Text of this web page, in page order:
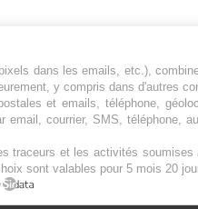
média sportif qui traite
de la Ligue 1 et
de la Ligue 2 et du
|Powered by WM
dans les emails, etc.),
y compris dans d'autres
et emails, téléphone,
courrier, SMS, téléphone,
et les activités
sont valables pour 5 mois 20